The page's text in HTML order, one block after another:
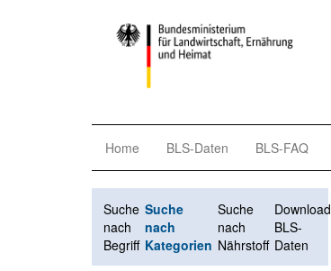
Home BLS-Daten BLS-FAQ
Suche
nach
Begriff
Suche
nach
Kategorien
Suche
nach
Nährstoff
Download
BLS-
Daten